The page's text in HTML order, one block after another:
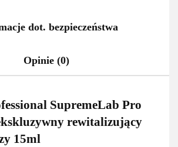
dot. bezpieczeństwa
Opinie (0)
SupremeLab Pro
rewitalizujący
15ml